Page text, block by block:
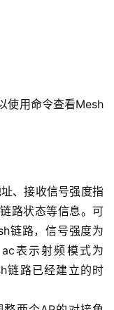
使用命令查看Mesh
、接收信号强度指
路状态等信息。可
链路，信号强度为
表示射频模式为
链路已经建立的时